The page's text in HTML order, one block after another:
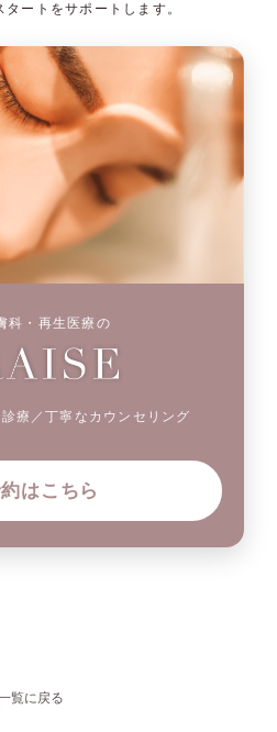
ートをサポートします。
科・再生医療の
療／丁寧なカウンセリング
はこちら
覧に戻る